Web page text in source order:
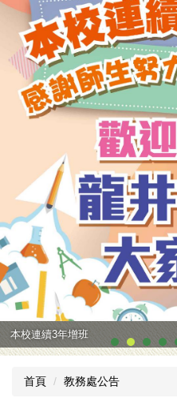
本校連續3年增班
首頁 教務處公告